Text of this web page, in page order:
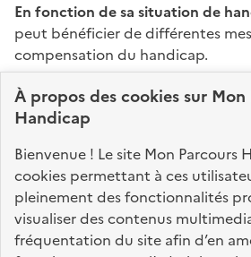
À propos descookiessur Mon
Handicap
Bienvenue ! Le site Mon Parcours
cookies permettant à ces
pleinement des fonctionnalités
visualiser des contenus
fréquentation du site afin d’en
En fonction de sa situation de
peut bénéficier de différentes
compensation du handicap.
Que votre enfant soit scolarisé
de l’Éducation nationale ou de
accordées (matériel adapté, aide
découlent des notifications de la
départementale des personnes
décision de laCDAPH.